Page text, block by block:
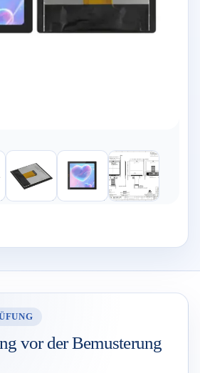
vor der Bemusterung